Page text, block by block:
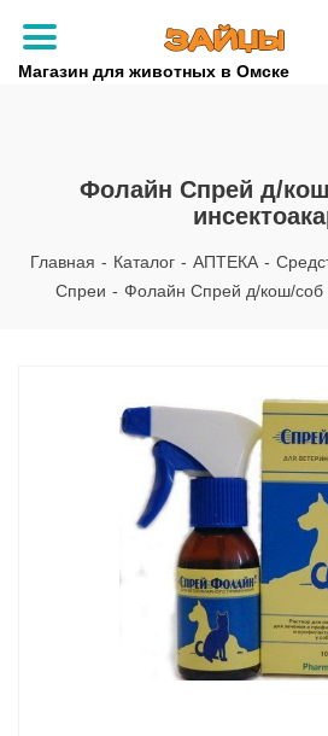
Магазин для животных в Омске
+7
+7 (950)
Фолайн Спрей д/
Главная - Каталог - АПТЕКА -
Спреи - Фолайн Спрей д/кош/соб